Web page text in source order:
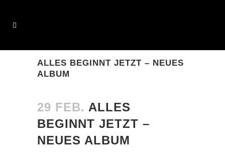
ALLES BEGINNT JETZT – NEUES
ALBUM
29 FEB. ALLES
BEGINNT JETZT –
NEUES ALBUM